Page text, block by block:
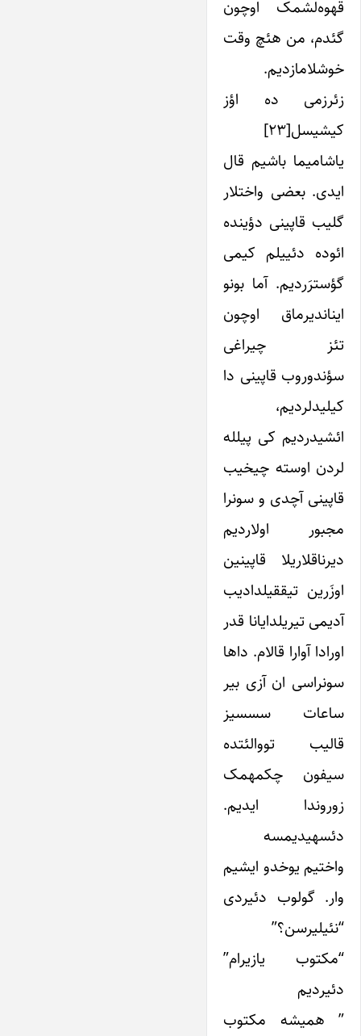
قهوه‌لشمک اوچون
گئدم، من هئچ وقت
خوشلامازدیم.
زئرزمی ده اؤز
کیشیسل[۲۳]
یاشامیما باشیم قال
ایدی. بعضی واختلار
گلیب قاپینی دؤینده
ائوده دئییلم کیمی
گؤسترَردیم. آما بونو
ایناندیرماق اوچون
تئز چیراغی
سؤندوروب قاپینی دا
کیلیدلردیم،
ائشیدردیم کی پیلله
لردن اوسته چیخیب
قاپینی آچدی و سونرا
مجبور اولاردیم
دیرناقلاریلا قاپینین
اوزَرین تیققیلدادیب
آدیمی تیریلدایانا قدر
اورادا آوارا قالام. داها
سونراسی ان آزی بیر
ساعات سس­سیز
قالیب تووالئتده
سیفون چکمه­مک
زوروندا ایدیم.
دئسه­یدیمسه
واختیم یوخدو ایشیم
وار. گولوب دئیردی
“نئیلیرسن؟”
“مکتوب یازیرام”
دئیردیم
” همیشه مکتوب